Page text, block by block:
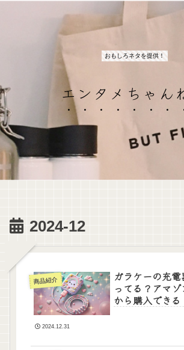
おもしろネタを提供！
エンタメちゃん
2024-12
商品紹介
ガラケーの充
ってる？アマ
から購入できる
2024.12.31